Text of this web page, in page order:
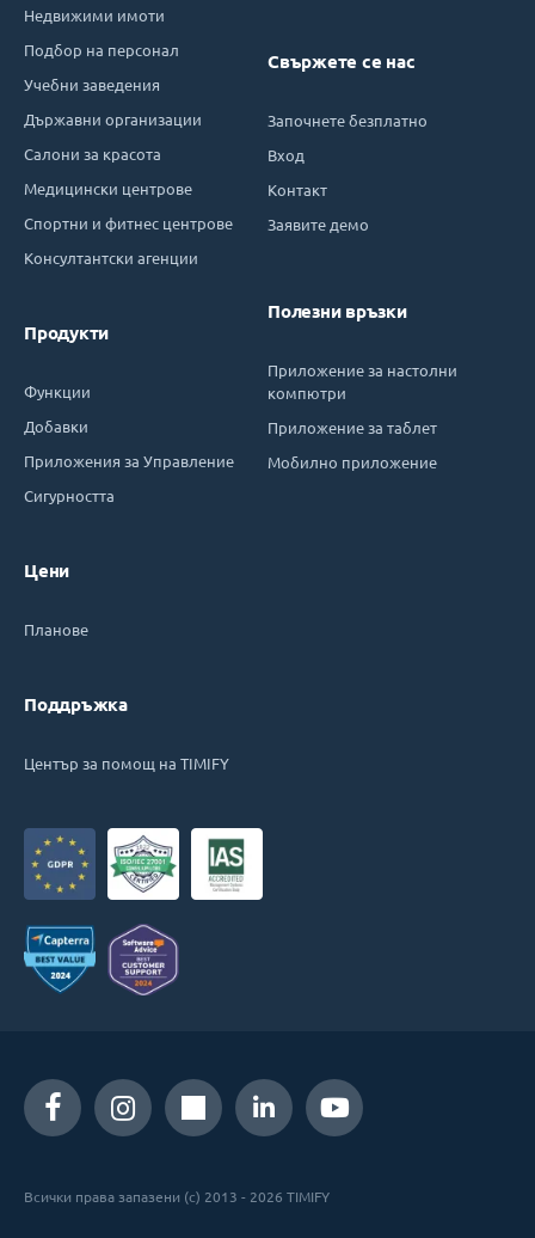
Недвижими имоти
Подбор на персонал
Учебни заведения
Държавни организации
Салони за красота
Медицински центрове
Спортни и фитнес центрове
Консултантски агенции
Продукти
Функции
Добавки
Приложения за Управление
Сигурността
Цени
Планове
Поддръжка
Център за помощ на TIMIFY
Свържете се нас
Започнете безплатно
Вход
Контакт
Заявите демо
Полезни връзки
Приложение за настолни
компютри
Приложение за таблет
Мобилно приложение
Всички права запазени (c) 2013 - 2026 TIMIFY